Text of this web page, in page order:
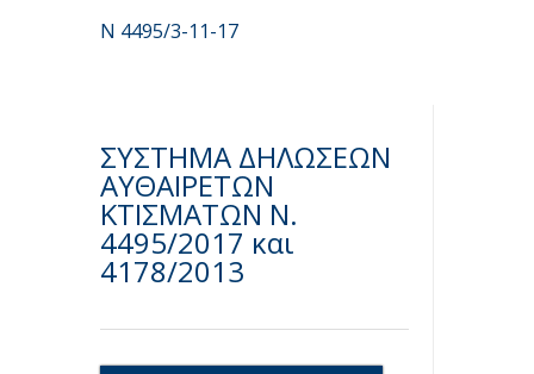
Ν 4495/3-11-17
ΣΥΣΤΗΜΑ ΔΗΛΩΣΕΩΝ
ΑΥΘΑΙΡΕΤΩΝ
ΚΤΙΣΜΑΤΩΝ N.
4495/2017 και
4178/2013